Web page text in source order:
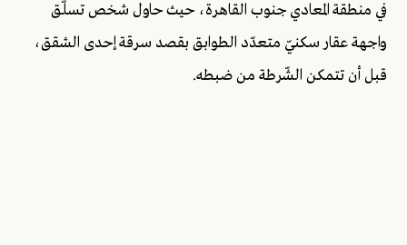
في منطقة المعادي جنوب القاهرة، حيث حاول شخص تسلّق
واجهة عقار سكنيّ متعدّد الطوابق بقصد سرقة إحدى الشقق،
قبل أن تتمكن الشّرطة من ضبطه.